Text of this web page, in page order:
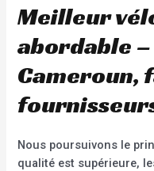
Meilleur
abordable
Cameroun,
Nous poursuivons le
qualité est supérieure,